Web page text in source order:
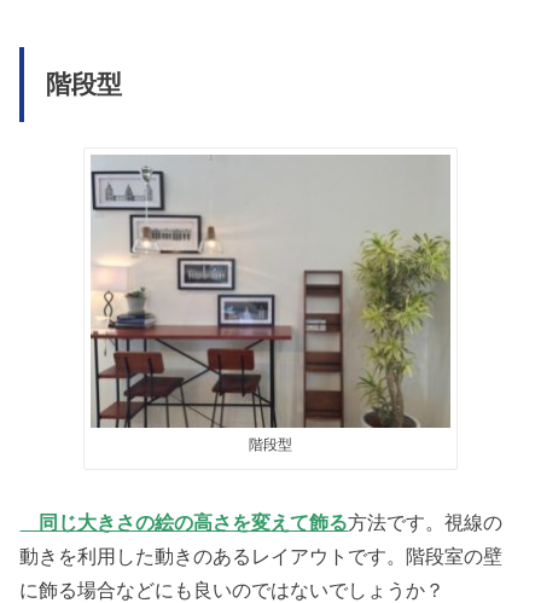
階段型
階段型
同じ大きさの絵の高さを変えて飾る方法です。視線の
動きを利用した動きのあるレイアウトです。階段室の壁
に飾る場合などにも良いのではないでしょうか？